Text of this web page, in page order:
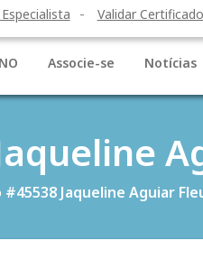
Validar Certificado
Associe-se Notícias
#45538 Jaqueline Aguiar